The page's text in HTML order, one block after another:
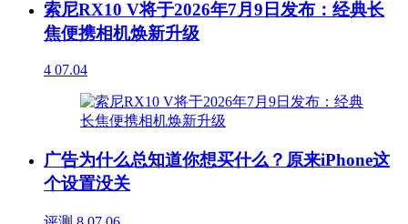
索尼RX10 V将于2026年7月9日发布：经典长
焦便携相机焕新升级
4 07.04
广告为什么总知道你想买什么？原来iPhone这
个设置没关